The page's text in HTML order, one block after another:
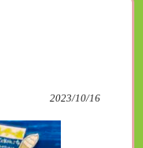
2023/10/16